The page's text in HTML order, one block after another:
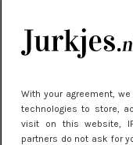
With your agreement, we
technologies to store,
visit on this website,
partners do not ask for
chic